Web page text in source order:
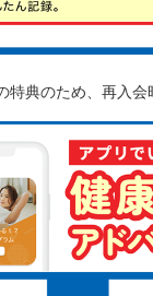
特典のため、再入会